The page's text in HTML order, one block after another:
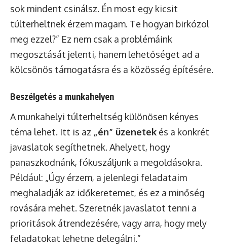
sok mindent csinálsz. Én most egy kicsit
túlterheltnek érzem magam. Te hogyan birkózol
meg ezzel?” Ez nem csak a problémáink
megosztását jelenti, hanem lehetőséget ad a
kölcsönös támogatásra és a közösség építésére.
Beszélgetés a munkahelyen
A munkahelyi túlterheltség különösen kényes
téma lehet. Itt is az „én” üzenetek és a konkrét
javaslatok segíthetnek. Ahelyett, hogy
panaszkodnánk, fókuszáljunk a megoldásokra.
Például: „Úgy érzem, a jelenlegi feladataim
meghaladják az időkeretemet, és ez a minőség
rovására mehet. Szeretnék javaslatot tenni a
prioritások átrendezésére, vagy arra, hogy mely
feladatokat lehetne delegálni.”